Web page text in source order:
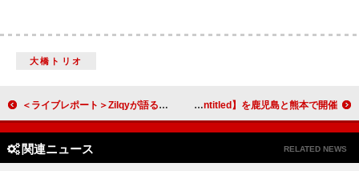
大橋トリオ
＜ライブレポート＞Zilqyが語る“原点”と“未来”とは――1stライブ【Start The Fire】 SHANK、ツーマン企画【Untitled】を鹿児島と熊本で開催
関連ニュース RELATED NEWS